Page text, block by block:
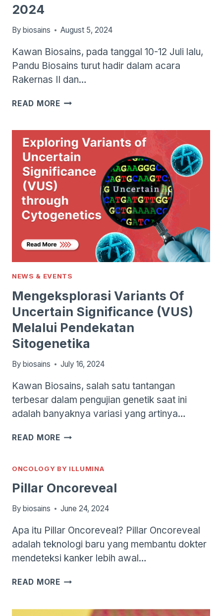
2024
By biosains August 5, 2024
Kawan Biosains, pada tanggal 10-12 Juli lalu,
Pandu Biosains turut hadir dalam acara
Rakernas II dan…
READ MOREEVENT
DAN
FORUM
ILMIAH
III
ASLABKESDA
2024
NEWS & EVENTS
Mengeksplorasi Variants Of
Uncertain Significance (VUS)
Melalui Pendekatan
Sitogenetika
By biosains July 16, 2024
Kawan Biosains, salah satu tantangan
terbesar dalam pengujian genetik saat ini
adalah banyaknya variasi yang artinya…
READ MOREMENGEKSPLORASI
UNCERTAIN
(VUS)
PENDEKATAN
ONCOLOGY BY ILLUMINA
Pillar Oncoreveal
By biosains June 24, 2024
Apa itu Pillar Oncoreveal? Pillar Oncoreveal
adalah teknologi baru yang membantu dokter
mendeteksi kanker lebih awal…
READ MOREPILLAR